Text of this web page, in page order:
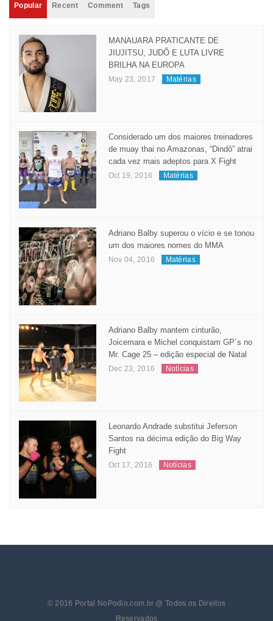
Popular Recent Comment Tags
MANAUARA PRATICANTE DE
JIUJITSU, JUDÔ E LUTA LIVRE
BRILHA NA EUROPA
May 23, 2017 Matérias
Considerado um dos maiores treinadores
de muay thai no Amazonas, “Dindô” atrai
cada vez mais adeptos para X Fight
Oct 19, 2016 Matérias
Adriano Balby superou o vício e se tonou
um dos maiores nomes do MMA
Nov 04, 2016 Matérias
Adriano Balby mantem cinturão,
Joicemara e Michel conquistam GP´s no
Mr. Cage 25 – edição especial de Natal
Dec 23, 2016 Notícias
Leonardo Andrade substitui Jeferson
Santos na décima edição do Big Way
Fight
Oct 17, 2016 Notícias
© 2016 Portal NoPodio.com.br @ Todos os Direitos
Reservados